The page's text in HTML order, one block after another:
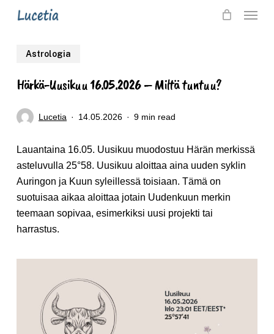
content
Menu
Astrologia
Härkä-Uusikuu 16.05.2026 – Miltä tuntuu?
Lucetia 14.05.2026 9 min read
Lauantaina 16.05. Uusikuu muodostuu Härän merkissä
asteluvulla 25°58. Uusikuu aloittaa aina uuden syklin
Auringon ja Kuun syleillessä toisiaan. Tämä on
suotuisaa aikaa aloittaa jotain Uudenkuun merkin
teemaan sopivaa, esimerkiksi uusi projekti tai
harrastus.